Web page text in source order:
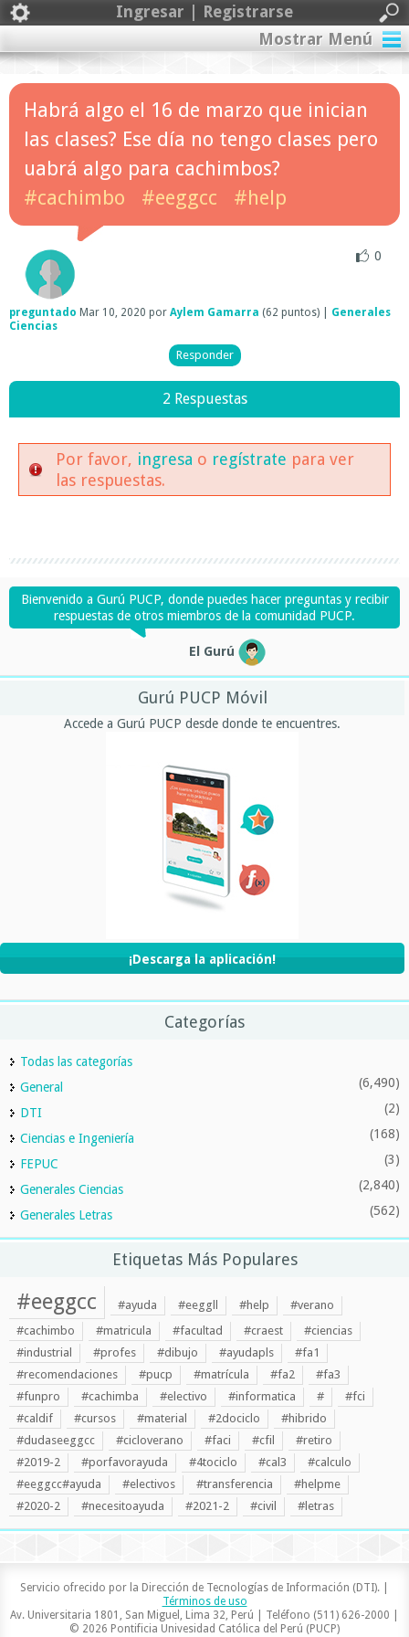
Ingresar | Registrarse
Mostrar Menú
Habrá algo el 16 de marzo que inician
las clases? Ese día no tengo clases pero
uabrá algo para cachimbos?
#cachimbo
#eeggcc #help
0
preguntado Mar 10, 2020 por Aylem Gamarra (62 puntos)
Generales
Ciencias
2 Respuestas
Por favor, ingresa o regístrate para ver
las respuestas.
Bienvenido a Gurú PUCP, donde puedes hacer preguntas y recibir
respuestas de otros miembros de la comunidad PUCP.
El Gurú
Gurú PUCP Móvil
Accede a Gurú PUCP desde donde te encuentres.
¡Descarga la aplicación!
Categorías
Todas las categorías
General
(6,490)
DTI (2)
Ciencias e Ingeniería (168)
FEPUC (3)
Generales Ciencias (2,840)
Generales Letras (562)
Etiquetas Más Populares
#eeggcc #ayuda #eeggll #help
#verano
#cachimbo
#matricula #facultad #craest
#ciencias
#industrial
#profes #dibujo #ayudapls
#fa1
#recomendaciones
#pucp #matrícula #fa2
#fa3
#funpro
#cachimba #electivo #informatica #
#fci
#caldif
#cursos #material #2dociclo
#hibrido
#dudaseeggcc
#cicloverano #faci #cfil
#retiro
#2019-2
#porfavorayuda #4tociclo #cal3
#calculo
#eeggcc#ayuda
#electivos #transferencia
#helpme
#2020-2
#necesitoayuda #2021-2 #civil #letras
Servicio ofrecido por la Dirección de Tecnologías de Información (DTI). |
Términos de uso
Av. Universitaria 1801, San Miguel, Lima 32, Perú | Teléfono (511) 626-2000 |
© 2026 Pontificia Univesidad Católica del Perú (PUCP)